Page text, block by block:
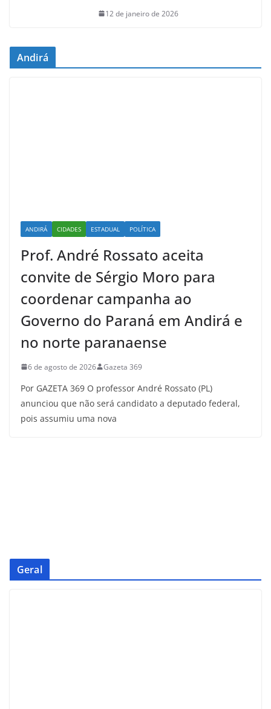
12 de janeiro de 2026
Andirá
ANDIRÁ CIDADES ESTADUAL POLÍTICA
Prof. André Rossato aceita
convite de Sérgio Moro para
coordenar campanha ao
Governo do Paraná em Andirá e
no norte paranaense
6 de agosto de 2026 Gazeta 369
Por GAZETA 369 O professor André Rossato (PL)
anunciou que não será candidato a deputado federal,
pois assumiu uma nova
Geral